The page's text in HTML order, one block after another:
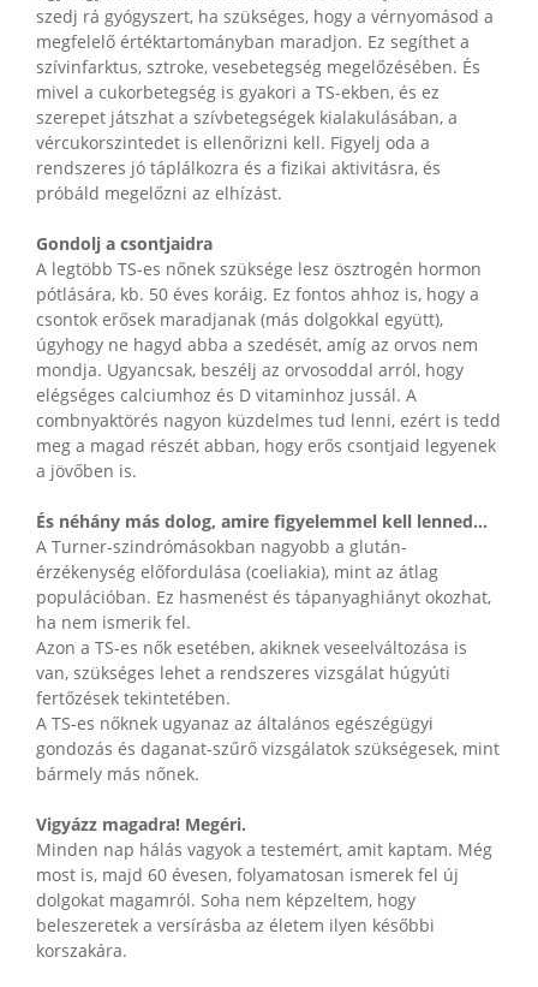
szedj rá gyógyszert, ha szükséges, hogy a vérnyomásod a
megfelelő értéktartományban maradjon. Ez segíthet a
szívinfarktus, sztroke, vesebetegség megelőzésében. És
mivel a cukorbetegség is gyakori a TS-ekben, és ez
szerepet játszhat a szívbetegségek kialakulásában, a
vércukorszintedet is ellenőrizni kell. Figyelj oda a
rendszeres jó táplálkozra és a fizikai aktivitásra, és
próbáld megelőzni az elhízást.
Gondolj a csontjaidra
A legtöbb TS-es nőnek szüksége lesz ösztrogén hormon
pótlására, kb. 50 éves koráig. Ez fontos ahhoz is, hogy a
csontok erősek maradjanak (más dolgokkal együtt),
úgyhogy ne hagyd abba a szedését, amíg az orvos nem
mondja. Ugyancsak, beszélj az orvosoddal arról, hogy
elégséges calciumhoz és D vitaminhoz jussál. A
combnyaktörés nagyon küzdelmes tud lenni, ezért is tedd
meg a magad részét abban, hogy erős csontjaid legyenek
a jövőben is.
És néhány más dolog, amire figyelemmel kell lenned…
A Turner-szindrómásokban nagyobb a glután-
érzékenység előfordulása (coeliakia), mint az átlag
populációban. Ez hasmenést és tápanyaghiányt okozhat,
ha nem ismerik fel.
Azon a TS-es nők esetében, akiknek veseelváltozása is
van, szükséges lehet a rendszeres vizsgálat húgyúti
fertőzések tekintetében.
A TS-es nőknek ugyanaz az általános egészégügyi
gondozás és daganat-szűrő vizsgálatok szükségesek, mint
bármely más nőnek.
Vigyázz magadra! Megéri.
Minden nap hálás vagyok a testemért, amit kaptam. Még
most is, majd 60 évesen, folyamatosan ismerek fel új
dolgokat magamról. Soha nem képzeltem, hogy
beleszeretek a versírásba az életem ilyen későbbi
korszakára.